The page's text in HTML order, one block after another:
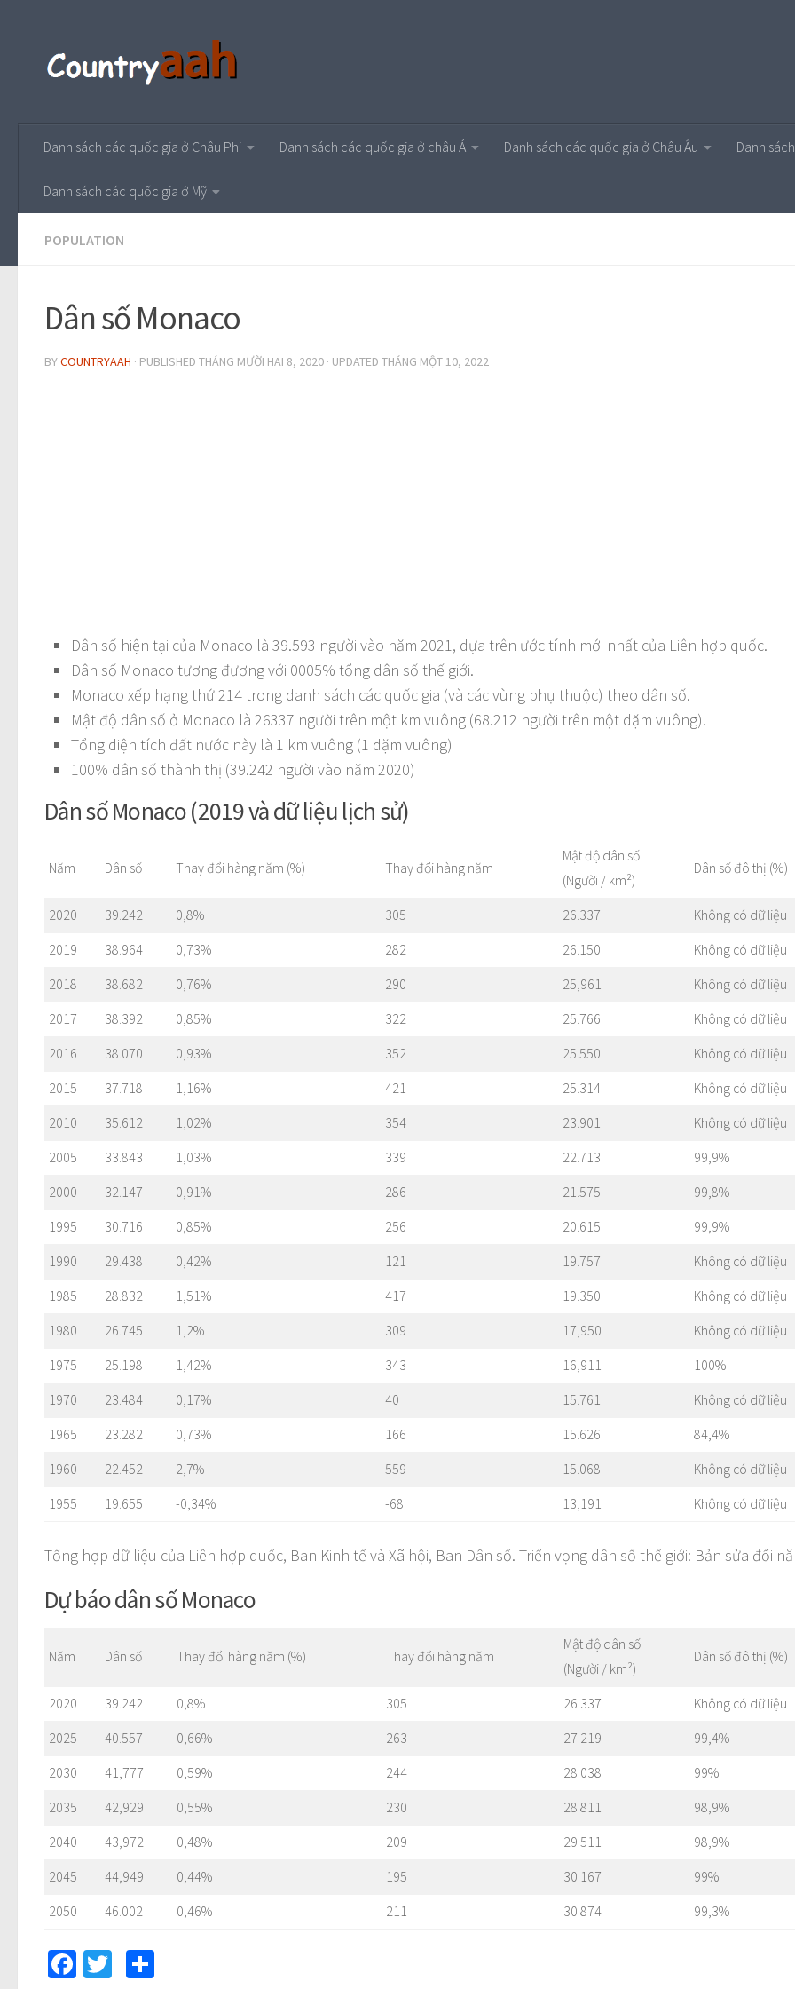
Danh sách các quốc gia ở Châu Phi Danh sách các quốc gia ở châu Á Danh sách các quốc gia ở Châu Âu Danh
Danh sách các quốc gia ở Mỹ
POPULATION
Dân số Monaco
BYCOUNTRYAAH · PUBLISHED THÁNG MƯỜI HAI 8, 2020 · UPDATED THÁNG MỘT 10, 2022
Dân số hiện tại của Monaco là 39.593 người vào năm 2021, dựa trên ước tính mới nhất của Liên hợp quốc.
Dân số Monaco tương đương với 0005% tổng dân số thế giới.
Monaco xếp hạng thứ 214 trong danh sách các quốc gia (và các vùng phụ thuộc) theo dân số.
Mật độ dân số ở Monaco là 26337 người trên một km vuông (68.212 người trên một dặm vuông).
Tổng diện tích đất nước này là 1 km vuông (1 dặm vuông)
100% dân số thành thị (39.242 người vào năm 2020)
Dân số Monaco (2019 và dữ liệu lịch sử)
Năm Dân số Thay đổi hàng năm (%) Thay đổi hàng năm
Mật độ dân số
(Người / km²)
Dân số đô thị (%)
2020 39.242 0,8% 305 26.337 Không có dữ liệu
2019 38.964 0,73% 282 26.150 Không có dữ liệu
2018 38.682 0,76% 290 25,961 Không có dữ liệu
2017 38.392 0,85% 322 25.766 Không có dữ liệu
2016 38.070 0,93% 352 25.550 Không có dữ liệu
2015 37.718 1,16% 421 25.314 Không có dữ liệu
2010 35.612 1,02% 354 23.901 Không có dữ liệu
2005 33.843 1,03% 339 22.713 99,9%
2000 32.147 0,91% 286 21.575 99,8%
1995 30.716 0,85% 256 20.615 99,9%
1990 29.438 0,42% 121 19.757 Không có dữ liệu
1985 28.832 1,51% 417 19.350 Không có dữ liệu
1980 26.745 1,2% 309 17,950 Không có dữ liệu
1975 25.198 1,42% 343 16,911 100%
1970 23.484 0,17% 40 15.761 Không có dữ liệu
1965 23.282 0,73% 166 15.626 84,4%
1960 22.452 2,7% 559 15.068 Không có dữ liệu
1955 19.655 -0,34% -68 13,191 Không có dữ liệu
Tổng hợp dữ liệu của Liên hợp quốc, Ban Kinh tế và Xã hội, Ban Dân số. Triển vọng dân số thế giới: Bản sửa đổi
Dự báo dân số Monaco
Năm Dân số Thay đổi hàng năm (%) Thay đổi hàng năm
Mật độ dân số
(Người / km²)
Dân số đô thị (%)
2020 39.242 0,8% 305 26.337 Không có dữ liệu
2025 40.557 0,66% 263 27.219 99,4%
2030 41,777 0,59% 244 28.038 99%
2035 42,929 0,55% 230 28.811 98,9%
2040 43,972 0,48% 209 29.511 98,9%
2045 44,949 0,44% 195 30.167 99%
2050 46.002 0,46% 211 30.874 99,3%
Facebook
Twitter